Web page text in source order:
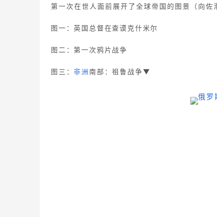
第一次在世人面前展开了全球帝国的图景（向佐
图一：英国总督在查谟克什米尔
图二：第一次鸦片战争
图三：非洲南部：祖鲁战争▼